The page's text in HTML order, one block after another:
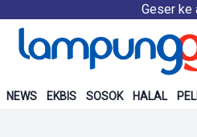
Geser ke
NEWS EKBIS SOSOK HALAL